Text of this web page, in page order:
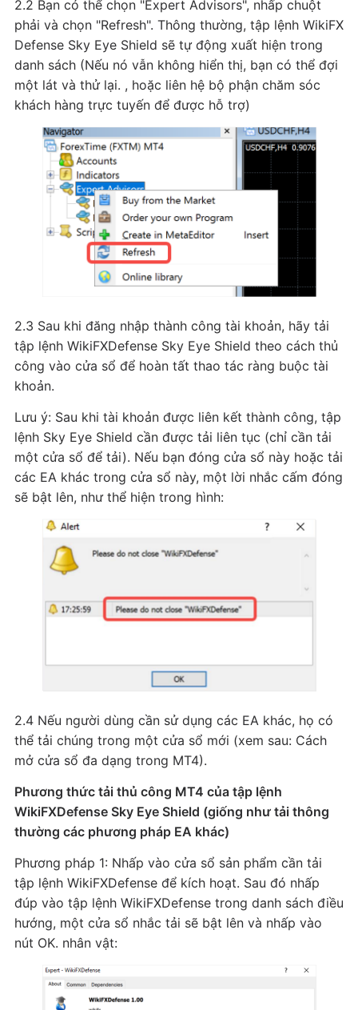
2.2 Bạn có thể chọn "Expert Advisors", nhấp chuột
phải và chọn "Refresh". Thông thường, tập lệnh WikiFX
Defense Sky Eye Shield sẽ tự động xuất hiện trong
danh sách (Nếu nó vẫn không hiển thị, bạn có thể đợi
một lát và thử lại. , hoặc liên hệ bộ phận chăm sóc
khách hàng trực tuyến để được hỗ trợ)
2.3 Sau khi đăng nhập thành công tài khoản, hãy tải
tập lệnh WikiFXDefense Sky Eye Shield theo cách thủ
công vào cửa sổ để hoàn tất thao tác ràng buộc tài
khoản.
Lưu ý: Sau khi tài khoản được liên kết thành công, tập
lệnh Sky Eye Shield cần được tải liên tục (chỉ cần tải
một cửa sổ để tải). Nếu bạn đóng cửa sổ này hoặc tải
các EA khác trong cửa sổ này, một lời nhắc cấm đóng
sẽ bật lên, như thể hiện trong hình:
2.4 Nếu người dùng cần sử dụng các EA khác, họ có
thể tải chúng trong một cửa sổ mới (xem sau: Cách
mở cửa sổ đa dạng trong MT4).
Phương thức tải thủ công MT4 của tập lệnh
WikiFXDefense Sky Eye Shield (giống như tải thông
thường các phương pháp EA khác)
Phương pháp 1: Nhấp vào cửa sổ sản phẩm cần tải
tập lệnh WikiFXDefense để kích hoạt. Sau đó nhấp
đúp vào tập lệnh WikiFXDefense trong danh sách điều
hướng, một cửa sổ nhắc tải sẽ bật lên và nhấp vào
nút OK. nhân vật: